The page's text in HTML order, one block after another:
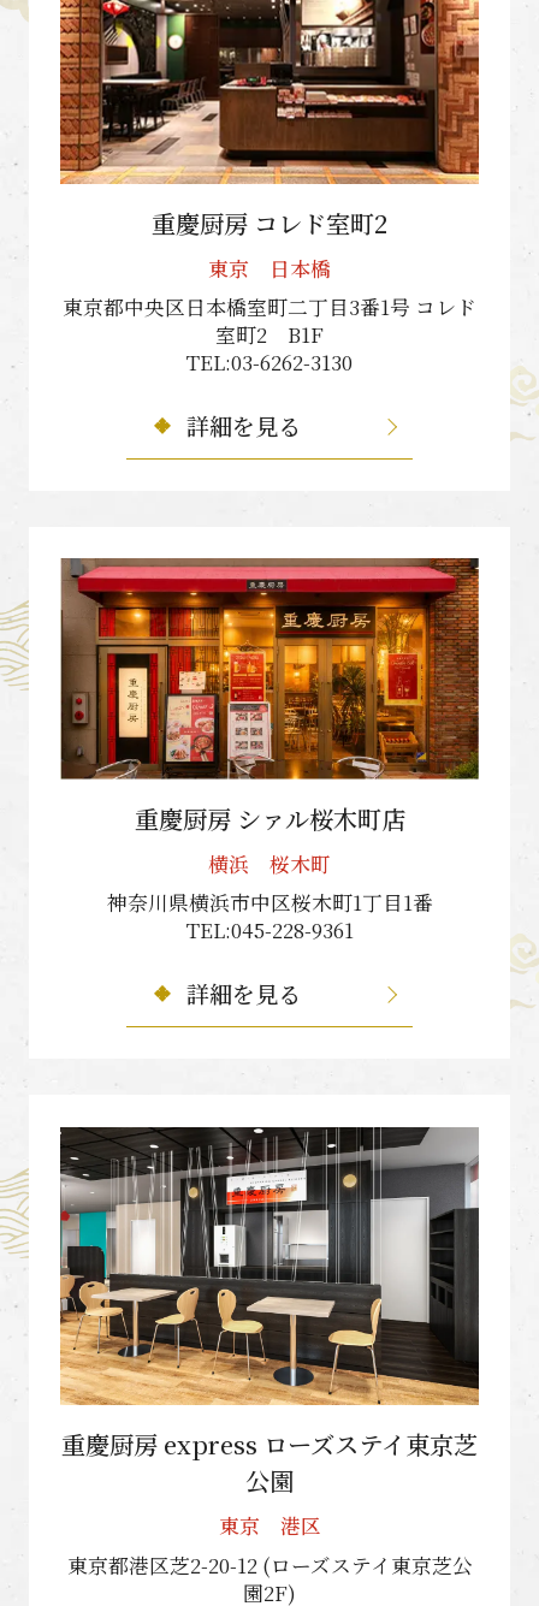
重慶厨房 コレド室町2
東京 日本橋
東京都中央区日本橋室町二丁目3番1号 コレド
室町2 B1F
TEL:03-6262-3130
詳細を見る
重慶厨房 シァル桜木町店
横浜 桜木町
神奈川県横浜市中区桜木町1丁目1番
TEL:045-228-9361
詳細を見る
重慶厨房 express ローズステイ東京芝
公園
東京 港区
東京都港区芝2-20-12 (ローズステイ東京芝公
園2F)